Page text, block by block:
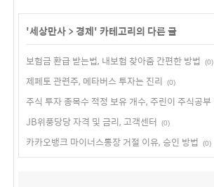
'세상만사> 경제' 카테고리의 다른 글
보험금 환급 받는법, 내보험 찾아줌 간편한 방법 (0)
제페토 관련주, 메타버스 투자는 진리
(0)
주식 투자 종목수 적정 보유 개수, 주린이 주식공부
JB위풍당당 자격 및 금리, 고객센터
(0)
카카오뱅크 마이너스통장 거절 이유, 승인 방법
(0)